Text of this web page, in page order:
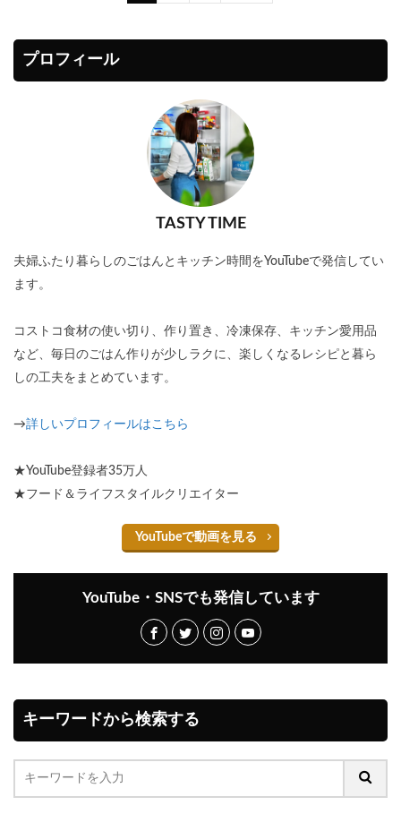
プロフィール
TASTY TIME
夫婦ふたり暮らしのごはんとキッチン時間をYouTubeで発信してい
ます。
コストコ食材の使い切り、作り置き、冷凍保存、キッチン愛用品
など、毎日のごはん作りが少しラクに、楽しくなるレシピと暮ら
しの工夫をまとめています。
→詳しいプロフィールはこちら
★YouTube登録者35万人
★フード＆ライフスタイルクリエイター
YouTubeで動画を見る
YouTube・SNSでも発信しています
キーワードから検索する